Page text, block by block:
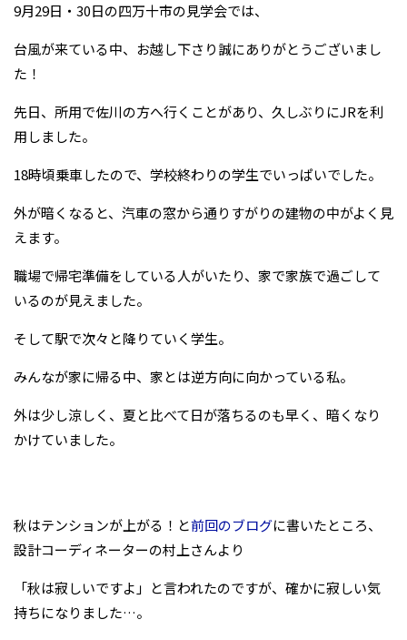
9月29日・30日の四万十市の見学会では、
台風が来ている中、お越し下さり誠にありがとうございまし
た！
先日、所用で佐川の方へ行くことがあり、久しぶりにJRを利
用しました。
18時頃乗車したので、学校終わりの学生でいっぱいでした。
外が暗くなると、汽車の窓から通りすがりの建物の中がよく見
えます。
職場で帰宅準備をしている人がいたり、家で家族で過ごして
いるのが見えました。
そして駅で次々と降りていく学生。
みんなが家に帰る中、家とは逆方向に向かっている私。
外は少し涼しく、夏と比べて日が落ちるのも早く、暗くなり
かけていました。
秋はテンションが上がる！と前回のブログに書いたところ、
設計コーディネーターの村上さんより
「秋は寂しいですよ」と言われたのですが、確かに寂しい気
持ちになりました…。